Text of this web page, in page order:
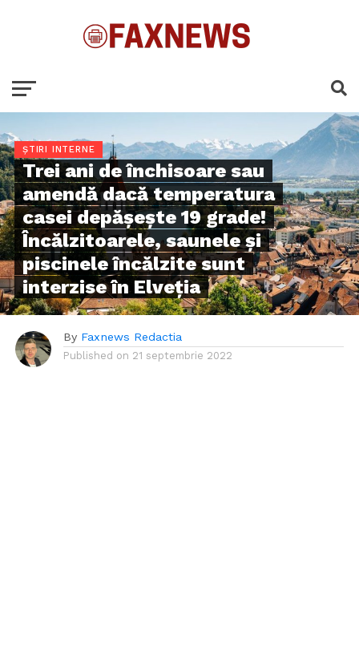
ȘTIRI INTERNE
Trei ani de închisoare sau
amendă dacă temperatura
casei depășește 19 grade!
Încălzitoarele, saunele și
piscinele încălzite sunt
interzise în Elveția
By Faxnews Redactia
Published on 21 septembrie 2022